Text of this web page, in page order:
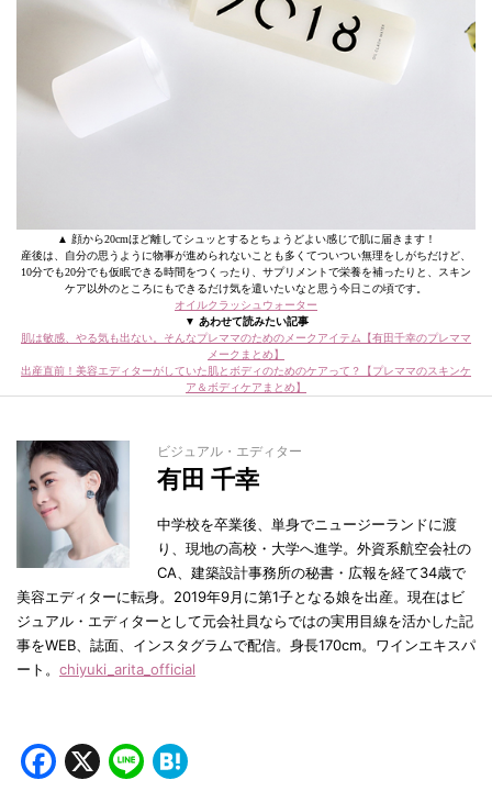
▲ 顔から20cmほど離してシュッとするとちょうどよい感じで肌に届きます！
産後は、自分の思うように物事が進められないことも多くてついつい無理をしがちだけど、
10分でも20分でも仮眠できる時間をつくったり、サプリメントで栄養を補ったりと、スキン
ケア以外のところにもできるだけ気を遣いたいなと思う今日この頃です。
オイルクラッシュウォーター
▼ あわせて読みたい記事
肌は敏感、やる気も出ない。そんなプレママのためのメークアイテム【有田千幸のプレママ
メークまとめ】
出産直前！美容エディターがしていた肌とボディのためのケアって？【プレママのスキンケ
ア＆ボディケアまとめ】
ビジュアル・エディター
有田 千幸
中学校を卒業後、単身でニュージーランドに渡
り、現地の高校・大学へ進学。外資系航空会社の
CA、建築設計事務所の秘書・広報を経て34歳で
美容エディターに転身。2019年9月に第1子となる娘を出産。現在はビ
ジュアル・エディターとして元会社員ならではの実用目線を活かした記
事をWEB、誌面、インスタグラムで配信。身長170cm。ワインエキスパ
ート。 chiyuki_arita_official
Facebook
X Line